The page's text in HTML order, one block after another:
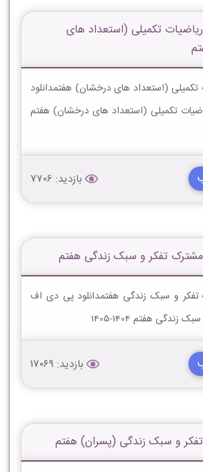
ریاضیات تکمیلی (استعداد های
تکمیلی (استعداد های درخشان) هفتمدانلود
تکمیلی (استعداد های درخشان) هفتم
بازدید: 7706
مشترک تفکر و سبک زندگی هفتم
تفکر و سبک زندگی هفتمدانلود پی دی اف
هفتم 1404-1405
بازدید: 17069
تفکر و سبک زندگی (پسران) هفتم